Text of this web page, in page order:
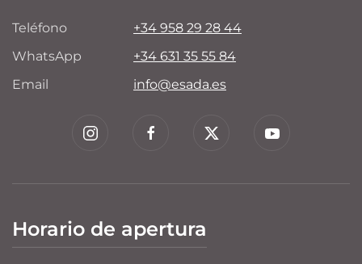
Teléfono
+34 958 29 28 44
WhatsApp
+34 631 35 55 84
Email
info@esada.es
Horario de apertura